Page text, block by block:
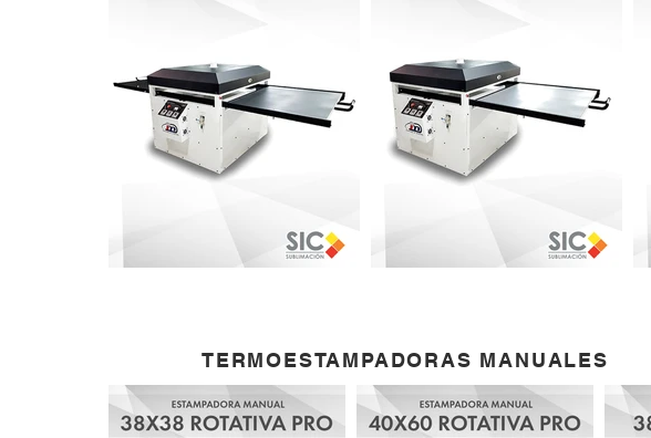
TERMOESTAMPADORAS MANUALES